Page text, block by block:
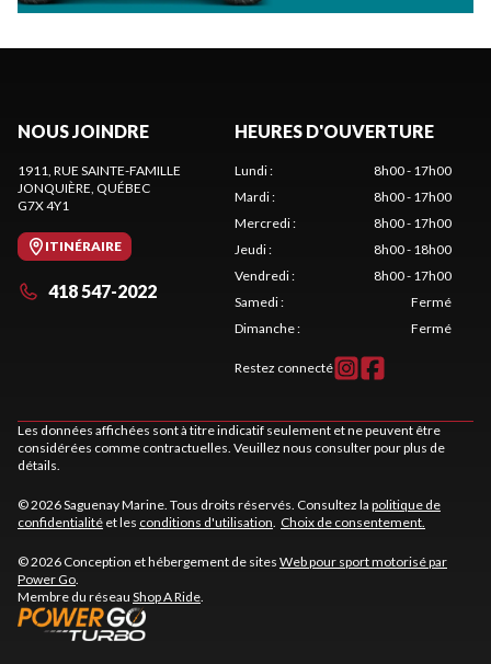
NOUS JOINDRE
1911, RUE SAINTE-FAMILLE
JONQUIÈRE, QUÉBEC
G7X 4Y1
ITINÉRAIRE
418 547-2022
HEURES D'OUVERTURE
Lundi:
8h00 - 17h00
Mardi:
8h00 - 17h00
Mercredi:
8h00 - 17h00
Jeudi:
8h00 - 18h00
Vendredi:
8h00 - 17h00
Samedi:
Fermé
Dimanche: Fermé
Restez connecté
Les données affichées sont à titre indicatif seulement et ne peuvent être
considérées comme contractuelles. Veuillez nous consulter pour plus de
détails.
© 2026 Saguenay Marine. Tous droits réservés. Consultez la politique de
confidentialité et les conditions d'utilisation. Choix de consentement.
© 2026 Conception et hébergement de sites Web pour sport motorisé par
Power Go.
Membre du réseau Shop A Ride.